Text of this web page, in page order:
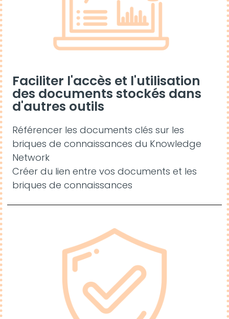
Faciliter l'accès et l'utilisation
des documents stockés dans
d'autres outils
Référencer les documents clés sur les
briques de connaissances du Knowledge
Network
Créer du lien entre vos documents et les
briques de connaissances